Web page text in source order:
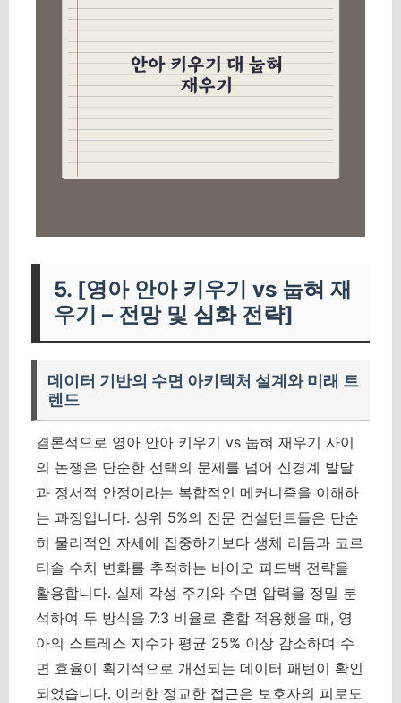
5. [영아 안아 키우기 vs 눕혀 재
우기 – 전망 및 심화 전략]
데이터 기반의 수면 아키텍처 설계와 미래 트
렌드
결론적으로 영아 안아 키우기 vs 눕혀 재우기 사이
의 논쟁은 단순한 선택의 문제를 넘어 신경계 발달
과 정서적 안정이라는 복합적인 메커니즘을 이해하
는 과정입니다. 상위 5%의 전문 컨설턴트들은 단순
히 물리적인 자세에 집중하기보다 생체 리듬과 코르
티솔 수치 변화를 추적하는 바이오 피드백 전략을
활용합니다. 실제 각성 주기와 수면 압력을 정밀 분
석하여 두 방식을 7:3 비율로 혼합 적용했을 때, 영
아의 스트레스 지수가 평균 25% 이상 감소하며 수
면 효율이 획기적으로 개선되는 데이터 패턴이 확인
되었습니다. 이러한 정교한 접근은 보호자의 피로도